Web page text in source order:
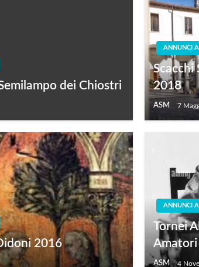
dei Chiostri
ANNUNCI
Scacchi
2018
ASM 7
2016
ANNUNCI
Tornei
Amatori
ASM 4